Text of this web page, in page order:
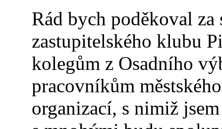
Rád bych poděkoval
zastupitelského klubu
kolegům z Osadního
pracovníkům
organizací, s nimiž